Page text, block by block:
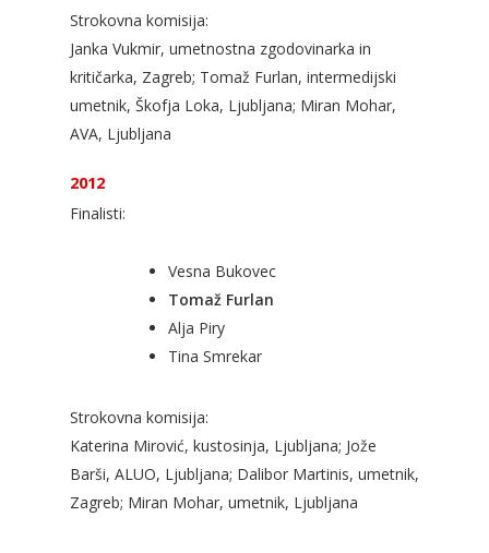
Strokovna komisija:
Janka Vukmir, umetnostna zgodovinarka in
kritičarka, Zagreb; Tomaž Furlan, intermedijski
umetnik, Škofja Loka, Ljubljana; Miran Mohar,
AVA, Ljubljana
2012
Finalisti:
Vesna Bukovec
Tomaž Furlan
Alja Piry
Tina Smrekar
Strokovna komisija:
Katerina Mirović, kustosinja, Ljubljana; Jože
Barši, ALUO, Ljubljana; Dalibor Martinis, umetnik,
Zagreb; Miran Mohar, umetnik, Ljubljana